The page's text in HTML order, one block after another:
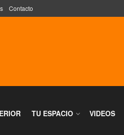
Contacto
TU ESPACIO VIDEOS